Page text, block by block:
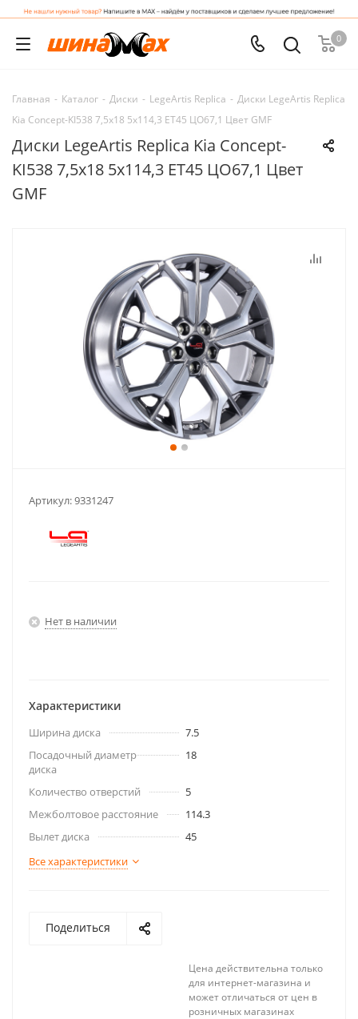
0
Главная - Каталог - Диски - LegeArtis Replica - Диски LegeArtis Replica
Kia Concept-KI538 7,5x18 5x114,3 ET45 ЦО67,1 Цвет GMF
Диски LegeArtis Replica Kia Concept-
KI538 7,5x18 5x114,3 ET45 ЦО67,1 Цвет
GMF
Артикул:9331247
Нет в наличии
Характеристики
Ширина диска
7.5
Посадочный диаметр
диска
18
Количество отверстий
5
Межболтовое расстояние
114.3
Вылет диска
45
Все характеристики
Поделиться
Цена действительна только
для интернет-магазина и
может отличаться от цен в
розничных магазинах